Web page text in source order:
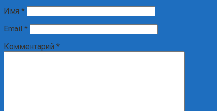
Имя *
Email *
Комментарий *